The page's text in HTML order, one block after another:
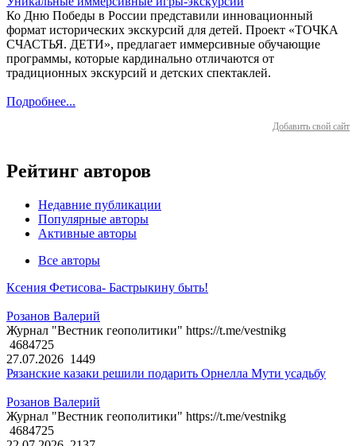
Ко Дню Победы в России представили инновационный
формат исторических экскурсий для детей. Проект «ТОЧКА
СЧАСТЬЯ. ДЕТИ», предлагает иммерсивные обучающие
программы, которые кардинально отличаются от
традиционных экскурсий и детских спектаклей.
Подробнее...
Добавить свой сайт
Рейтинг авторов
Недавние публикации
Популярные авторы
Активные авторы
Все авторы
Ксения Фетисова- Бастрыкину быть!
Розанов Валерий
Журнал "Вестник геополитики" https://t.me/vestnikg
4684725
27.07.2026 1449
Рязанские казаки решили подарить Орнелла Мути усадьбу
Розанов Валерий
Журнал "Вестник геополитики" https://t.me/vestnikg
4684725